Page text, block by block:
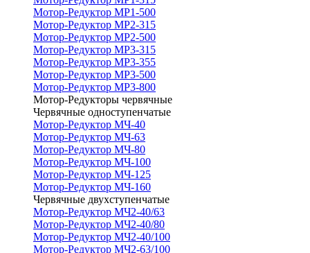
Мотор-Редуктор МР1-500
Мотор-Редуктор МР2-315
Мотор-Редуктор МР2-500
Мотор-Редуктор МР3-315
Мотор-Редуктор МР3-355
Мотор-Редуктор МР3-500
Мотор-Редуктор МР3-800
Мотор-Редукторы червячные
Червячные одноступенчатые
Мотор-Редуктор МЧ-40
Мотор-Редуктор МЧ-63
Мотор-Редуктор МЧ-80
Мотор-Редуктор МЧ-100
Мотор-Редуктор МЧ-125
Мотор-Редуктор МЧ-160
Червячные двухступенчатые
Мотор-Редуктор МЧ2-40/63
Мотор-Редуктор МЧ2-40/80
Мотор-Редуктор МЧ2-40/100
Мотор-Редуктор МЧ2-63/100